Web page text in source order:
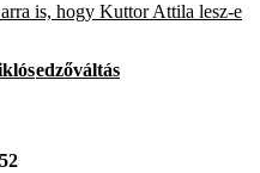
is, hogy Kuttor Attila lesz-e
edzőváltás